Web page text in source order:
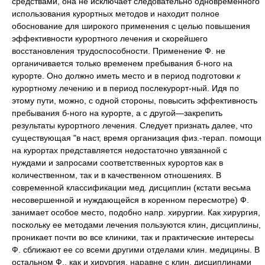
использования курортных методов и находит полное
обоснование для широкого применения с целью повышения
эффективности курортного лечения и скорейшего
восстановления трудоспособности. Применение Ф. не
органичивается только временем пребывания б-ного на
курорте. Оно должно иметь место и в период подготовки к
курортному лечению и в период послекурорт-ный. Идя по
этому пути, можно, с одной стороны, повысить эффективность
пребывания б-ного на курорте, а с другой—закрепить
результаты курортного лечения. Следует признать далее, что
существующая "в наст, время организация физ.-терап. помощи
на курортах представляется недостаточно увязанной с
нуждами и запросами соответственных курортов как в
количественном, так и в качественном отношениях. В
современной классификации мед. дисциплин (кстати весьма
несовершенной и нуждающейся в коренном пересмотре) Ф.
занимает особое место, подобно напр. хирургии. Как хирургия,
поскольку ее методами лечения пользуются клин, дисциплины,
проникает почти во все клиники, так и практические интересы
Ф. сближают ее со всеми другими отделами клин. медицины. В
остальном Ф., как и хирургия, наравне с клин, дисциплинами